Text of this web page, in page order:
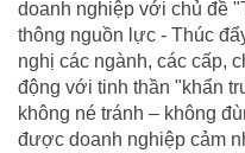
doanh nghiệp với chủ đề
thông nguồn lực - Thúc
nghị các ngành, các cấp,
động với tinh thần "khẩn
không né tránh – không
được doanh nghiệp cảm